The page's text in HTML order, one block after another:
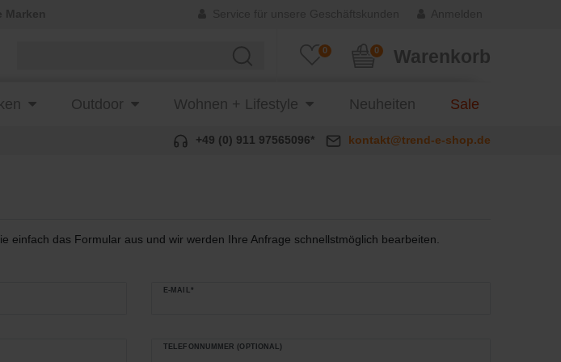
0 Warenkorb
0
Outdoor Wohnen + Lifestyle Neuheiten Sale
+49 (0) 911 97565096* kontakt@trend-e-shop.de
einfach das Formular aus und wir werden Ihre Anfrage schnellstmöglich bearbeiten.
E-MAIL*
TELEFONNUMMER (OPTIONAL)